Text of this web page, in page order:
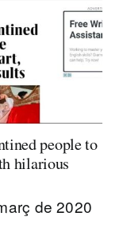
people to
hilarious
de 2020